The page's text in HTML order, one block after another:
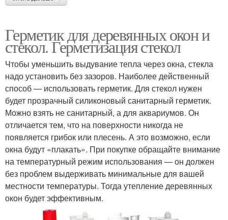
Герметик для деревянных окон и
стекол. Герметизация стекол
Чтобы уменьшить выдувание тепла через окна, стекла
надо установить без зазоров. Наиболее действенный
способ — использовать герметик. Для стекол нужен
будет прозрачный силиконовый санитарный герметик.
Можно взять не санитарный, а для аквариумов. Он
отличается тем, что на поверхности никогда не
появляется грибок или плесень. А это возможно, если
окна будут «плакать». При покупке обращайте внимание
на температурный режим использования — он должен
без проблем выдерживать минимальные для вашей
местности температуры. Тогда утепление деревянных
окон будет эффективным.